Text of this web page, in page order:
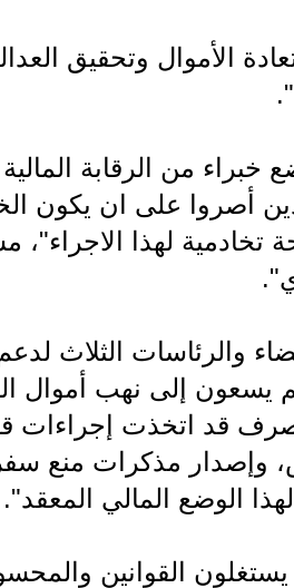
الأموال وتحقيق
خبراء من الرقابة
أصروا على ان يكون
تخادمية لهذا الاجراء"،
والرئاسات الثلاث
يسعون إلى نهب أموال
قد اتخذت إجراءات
وإصدار مذكرات منع
الوضع المالي المعقد".
القوانين